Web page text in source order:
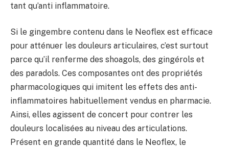
tant qu’anti inflammatoire.
Si le gingembre contenu dans le Neoflex est efficace
pour atténuer les douleurs articulaires, c’est surtout
parce qu’il renferme des shoagols, des gingérols et
des paradols. Ces composantes ont des propriétés
pharmacologiques qui imitent les effets des anti-
inflammatoires habituellement vendus en pharmacie.
Ainsi, elles agissent de concert pour contrer les
douleurs localisées au niveau des articulations.
Présent en grande quantité dans le Neoflex, le